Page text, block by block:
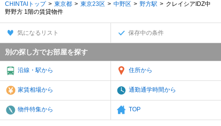
CHINTAIトップ 東京都 東京23区 中野区 野方駅
クレイシアIDZ中
野野方 1階の賃貸物件
気になるリスト 保存中の条件
別の探し方でお部屋を探す
沿線・駅から 住所から
家賃相場から 通勤通学時間から
物件特集から TOP